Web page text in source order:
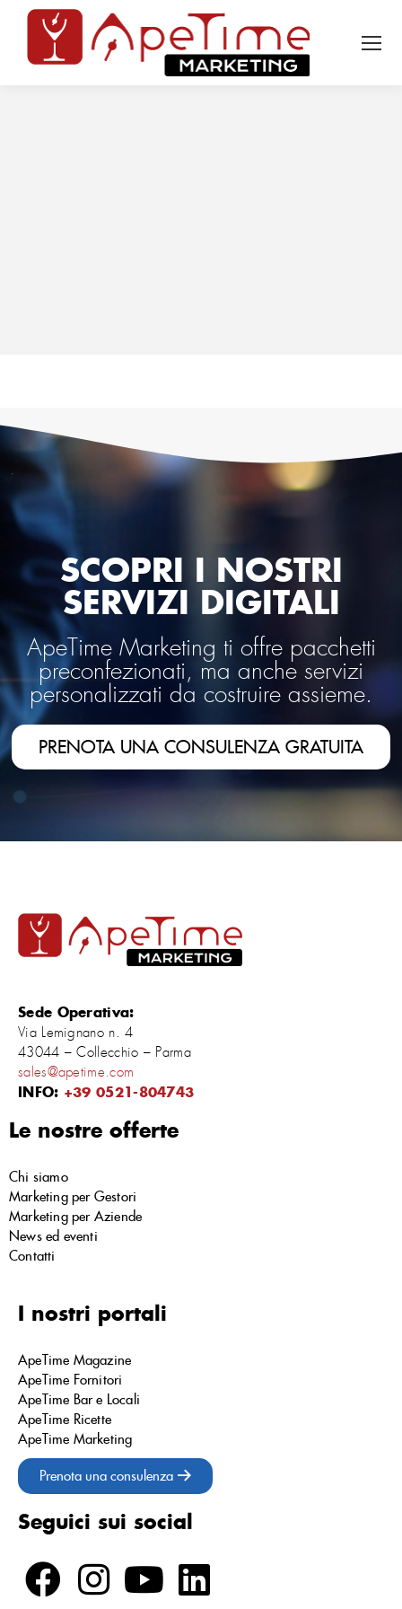
SCOPRI I NOSTRI
SERVIZI DIGITALI
ApeTime Marketing ti offre pacchetti
preconfezionati, ma anche servizi
personalizzati da costruire assieme.
PRENOTA UNA CONSULENZA GRATUITA
Sede Operativa:
Via Lemignano n. 4
43044 – Collecchio – Parma
sales@apetime.com
INFO: +39 0521-804743
Le nostre offerte
Chi siamo
Marketing per Gestori
Marketing per Aziende
News ed eventi
Contatti
I nostri portali
ApeTime Magazine
ApeTime Fornitori
ApeTime Bar e Locali
ApeTime Ricette
ApeTime Marketing
Prenota una consulenza
Seguici sui social